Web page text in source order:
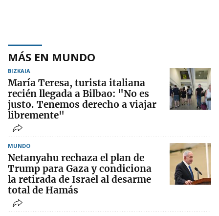
MÁS EN MUNDO
BIZKAIA
María Teresa, turista italiana
recién llegada a Bilbao: "No es
justo. Tenemos derecho a viajar
libremente"
MUNDO
Netanyahu rechaza el plan de
Trump para Gaza y condiciona
la retirada de Israel al desarme
total de Hamás